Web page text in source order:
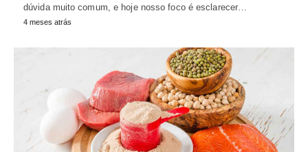
dúvida muito comum, e hoje nosso foco é esclarecer…
4 meses atrás